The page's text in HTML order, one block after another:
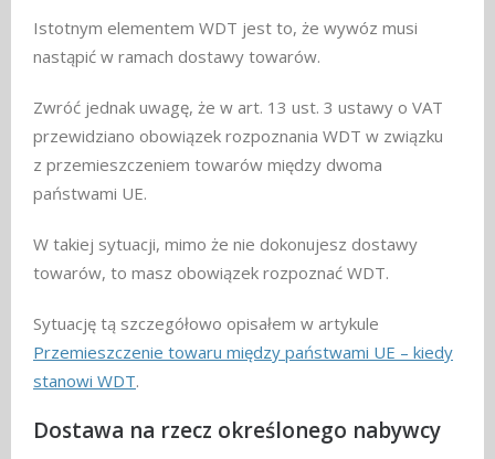
Istotnym elementem WDT jest to, że wywóz musi
nastąpić w ramach dostawy towarów.
Zwróć jednak uwagę, że w art. 13 ust. 3 ustawy o VAT
przewidziano obowiązek rozpoznania WDT w związku
z przemieszczeniem towarów między dwoma
państwami UE.
W takiej sytuacji, mimo że nie dokonujesz dostawy
towarów, to masz obowiązek rozpoznać WDT.
Sytuację tą szczegółowo opisałem w artykule
Przemieszczenie towaru między państwami UE – kiedy
stanowi WDT.
Dostawa na rzecz określonego nabywcy